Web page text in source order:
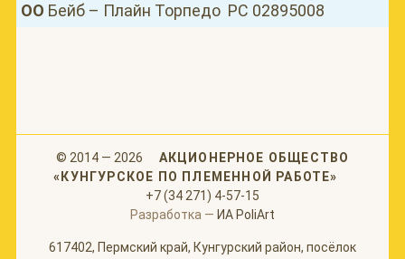
ОО Бейб – Плайн Торпедо РС 02895008
© 2014 — 2026
АКЦИОНЕРНОЕ ОБЩЕСТВО
«КУНГУРСКОЕ ПО ПЛЕМЕННОЙ РАБОТЕ»
+7 (34 271) 4-57-15
Разработка — ИА PoliArt
617402, Пермский край, Кунгурский район, посёлок